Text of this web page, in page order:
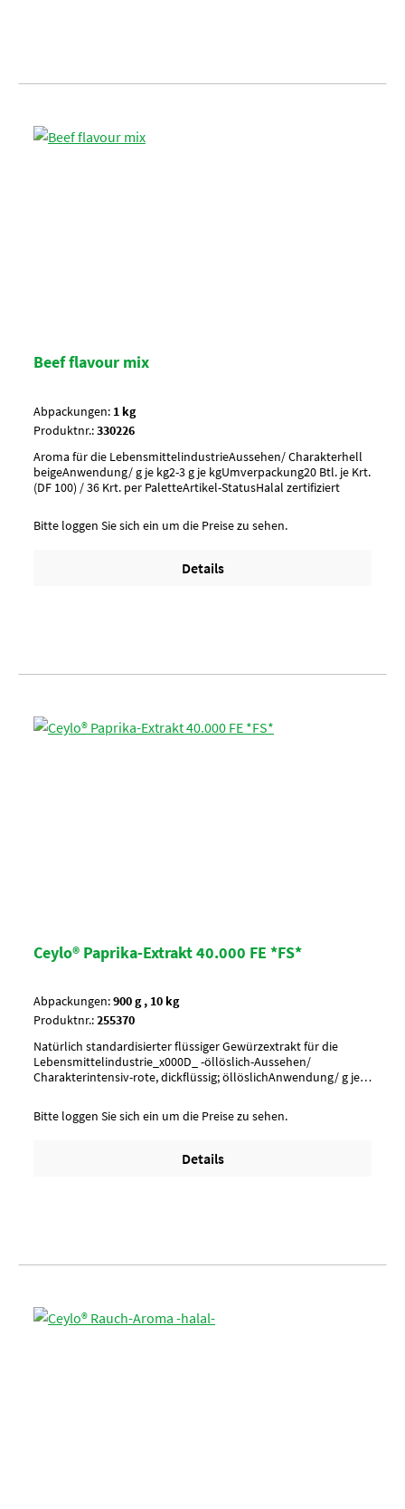
Beef flavour mix
Abpackungen: 1 kg
Produktnr.:330226
Aroma für die LebensmittelindustrieAussehen/ Charakterhell
beigeAnwendung/ g je kg2-3 g je kgUmverpackung20 Btl. je Krt.
(DF 100) / 36 Krt. per PaletteArtikel-StatusHalal zertifiziert
Bitte loggen Sie sich ein um die Preise zu sehen.
Details
Ceylo® Paprika-Extrakt 40.000 FE *FS*
Abpackungen:
900 g , 10 kg
Produktnr.:255370
Natürlich standardisierter flüssiger Gewürzextrakt für die
Lebensmittelindustrie_x000D_ -öllöslich-Aussehen/
Charakterintensiv-rote, dickflüssig; öllöslichAnwendung/ g je
per PaletteArtikel-StatusHalal zertifiziert
Bitte loggen Sie sich ein um die Preise zu sehen.
Details